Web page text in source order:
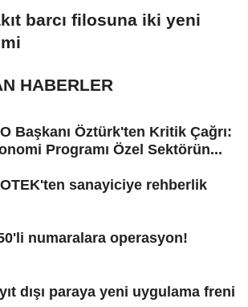
barcı filosuna iki yeni
HABERLER
Başkanı Öztürk'ten Kritik Çağrı:
Programı Özel Sektörün...
sanayiciye rehberlik
numaralara operasyon!
dışı paraya yeni uygulama freni